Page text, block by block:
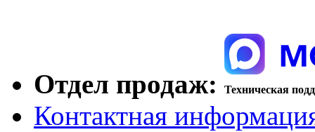
Отдел продаж: Техническая
Контактная